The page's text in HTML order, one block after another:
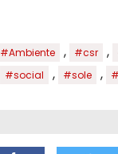
#Ambiente , #csr ,
#social , #sole ,